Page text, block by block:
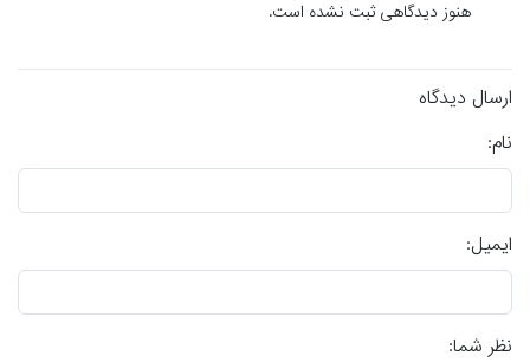
هنوز دیدگاهی ثبت نشده است.
ارسال دیدگاه
نام:
ایمیل:
نظر شما: